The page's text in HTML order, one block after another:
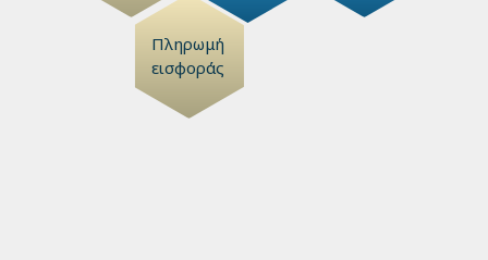
Πληρωμή
εισφοράς